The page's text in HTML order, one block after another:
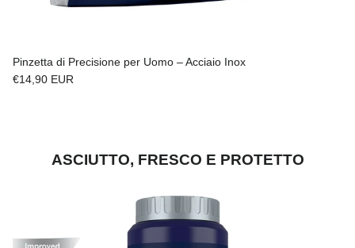
Pinzetta di Precisione per Uomo – Acciaio Inox
Prezzo normale
€14,90 EUR
ASCIUTTO, FRESCO E PROTETTO